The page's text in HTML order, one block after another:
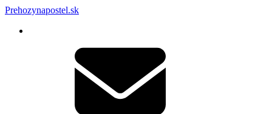
Prehozynapostel.sk